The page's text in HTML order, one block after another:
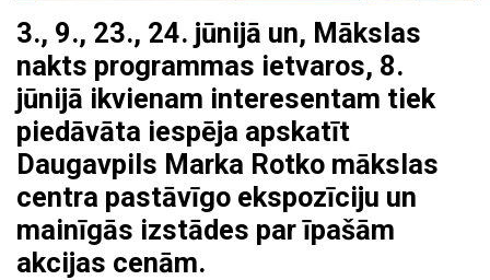
3., 9., 23., 24. jūnijā un, Mākslas
nakts programmas ietvaros, 8.
jūnijā ikvienam interesentam tiek
piedāvāta iespēja apskatīt
Daugavpils Marka Rotko mākslas
centra pastāvīgo ekspozīciju un
mainīgās izstādes par īpašām
akcijas cenām.